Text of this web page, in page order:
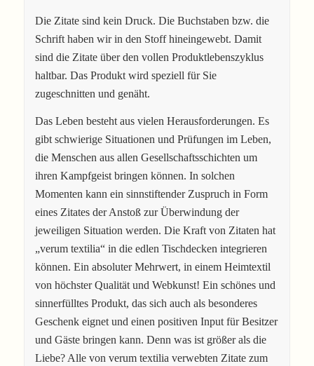
Die Zitate sind kein Druck. Die Buchstaben bzw. die
Schrift haben wir in den Stoff hineingewebt. Damit
sind die Zitate über den vollen Produktlebenszyklus
haltbar. Das Produkt wird speziell für Sie
zugeschnitten und genäht.
Das Leben besteht aus vielen Herausforderungen. Es
gibt schwierige Situationen und Prüfungen im Leben,
die Menschen aus allen Gesellschaftsschichten um
ihren Kampfgeist bringen können. In solchen
Momenten kann ein sinnstiftender Zuspruch in Form
eines Zitates der Anstoß zur Überwindung der
jeweiligen Situation werden. Die Kraft von Zitaten hat
„verum textilia“ in die edlen Tischdecken integrieren
können. Ein absoluter Mehrwert, in einem Heimtextil
von höchster Qualität und Webkunst! Ein schönes und
sinnerfülltes Produkt, das sich auch als besonderes
Geschenk eignet und einen positiven Input für Besitzer
und Gäste bringen kann. Denn was ist größer als die
Liebe? Alle von verum textilia verwebten Zitate zum